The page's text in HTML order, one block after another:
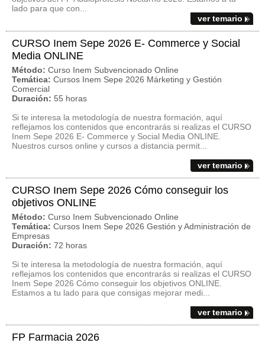
lado para que con...
ver temario
CURSO Inem Sepe 2026 E- Commerce y Social
Media ONLINE
Método: Curso Inem Subvencionado Online
Temática: Cursos Inem Sepe 2026 Márketing y Gestión
Comercial
Duración: 55 horas
Si te interesa la metodología de nuestra formación, aquí
reflejamos los contenidos que encontrarás si realizas el CURSO
Inem Sepe 2026 E- Commerce y Social Media ONLINE.
Nuestros cursos online y cursos a distancia permit...
ver temario
CURSO Inem Sepe 2026 Cómo conseguir los
objetivos ONLINE
Método: Curso Inem Subvencionado Online
Temática: Cursos Inem Sepe 2026 Gestión y Administración de
Empresas
Duración: 72 horas
Si te interesa la metodología de nuestra formación, aquí
reflejamos los contenidos que encontrarás si realizas el CURSO
Inem Sepe 2026 Cómo conseguir los objetivos ONLINE.
Estamos a tu lado para que consigas mejorar medi...
ver temario
FP Farmacia 2026